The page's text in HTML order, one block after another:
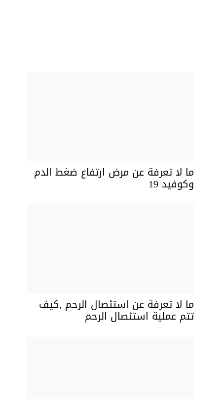
ما لا تعرفة عن مرض ارتفاع ضغط الدم
وكوفيد 19
ما لا تعرفة عن استئصال الرحم ,كيف
تتم عملية استئصال الرحم